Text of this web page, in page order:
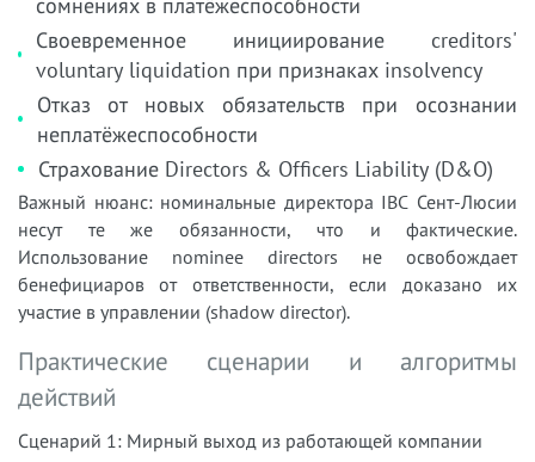
Своевременное инициирование creditors'
voluntary liquidation при признаках insolvency
Отказ от новых обязательств при осознании
неплатёжеспособности
Страхование Directors & Officers Liability (D&O)
Важный нюанс: номинальные директора IBC Сент-Люсии
несут те же обязанности, что и фактические.
Использование nominee directors не освобождает
бенефициаров от ответственности, если доказано их
участие в управлении (shadow director).
Практические сценарии и алгоритмы
действий
Сценарий 1: Мирный выход из работающей компании